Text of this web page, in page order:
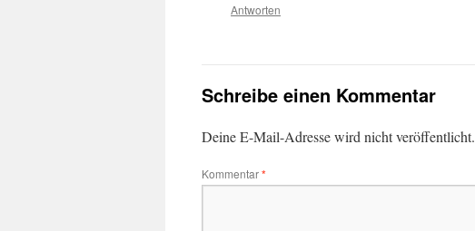
Antworten
Schreibe einen Kommentar
Deine E-Mail-Adresse wird nicht veröffentlicht.
Kommentar*